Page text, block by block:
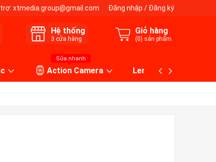
xtmedia.group@gmail.com Đăng nhập / Đăng ký
Hệ thống
3 cửa hàng
Giỏ hàng
(0) sản phẩm
Sửa nhanh
Action Camera Lens máy ảnh